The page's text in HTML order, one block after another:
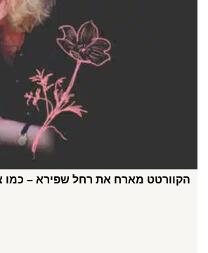
הקוורטט מארח את רחל שפירא – כמו